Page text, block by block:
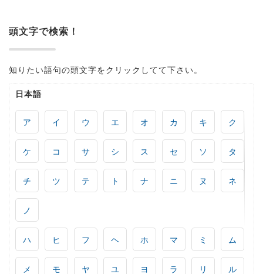
頭文字で検索！
知りたい語句の頭文字をクリックしてて下さい。
日本語
ア イ ウ エ オ カ キ ク
ケ コ サ シ ス セ ソ タ
チ ツ テ ト ナ ニ ヌ ネ
ノ
ハ ヒ フ ヘ ホ マ ミ ム
メ モ ヤ ユ ヨ ラ リ ル